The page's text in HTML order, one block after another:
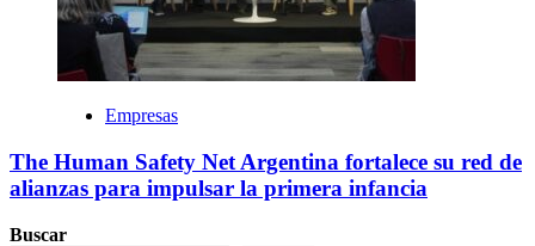
Empresas
The Human Safety Net Argentina fortalece su red de
alianzas para impulsar la primera infancia
Buscar